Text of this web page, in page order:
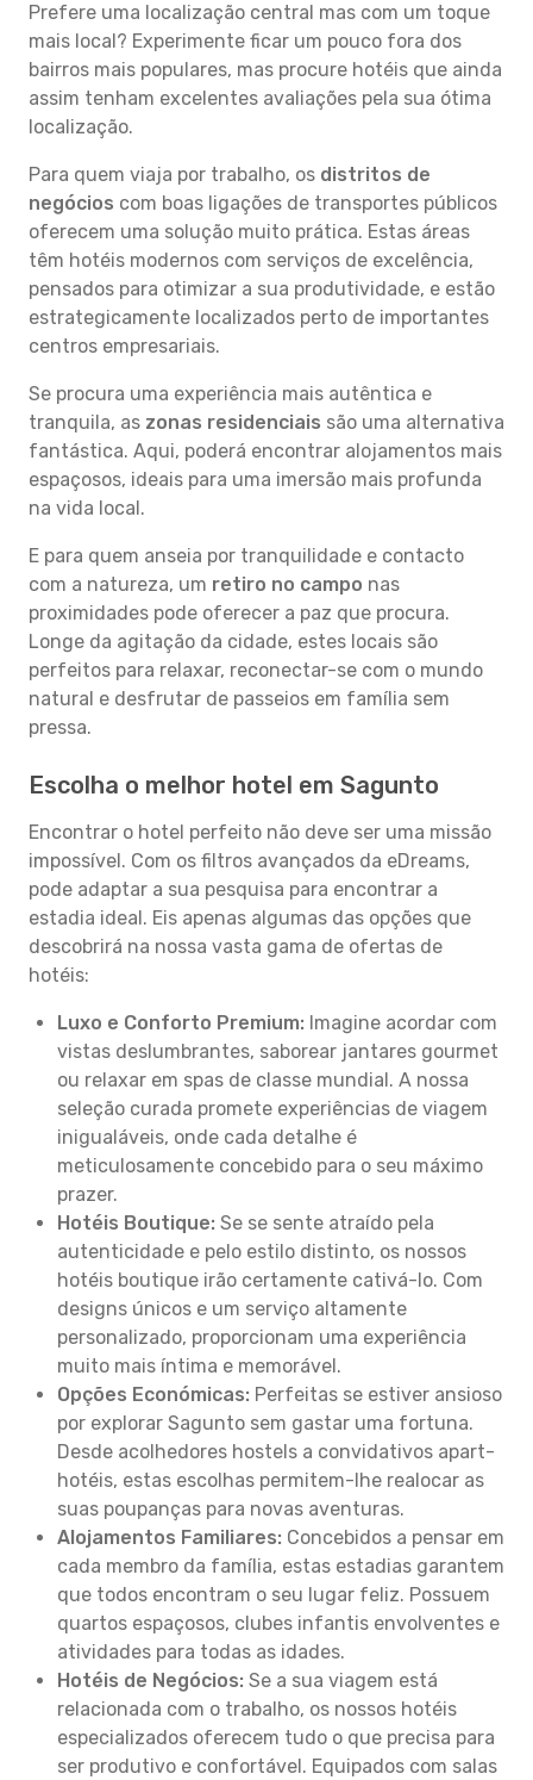
Prefere uma localização central mas com um toque
mais local? Experimente ficar um pouco fora dos
bairros mais populares, mas procure hotéis que ainda
assim tenham excelentes avaliações pela sua ótima
localização.
Para quem viaja por trabalho, os distritos de
negócios com boas ligações de transportes públicos
oferecem uma solução muito prática. Estas áreas
têm hotéis modernos com serviços de excelência,
pensados para otimizar a sua produtividade, e estão
estrategicamente localizados perto de importantes
centros empresariais.
Se procura uma experiência mais autêntica e
tranquila, as zonas residenciais são uma alternativa
fantástica. Aqui, poderá encontrar alojamentos mais
espaçosos, ideais para uma imersão mais profunda
na vida local.
E para quem anseia por tranquilidade e contacto
com a natureza, um retiro no campo nas
proximidades pode oferecer a paz que procura.
Longe da agitação da cidade, estes locais são
perfeitos para relaxar, reconectar-se com o mundo
natural e desfrutar de passeios em família sem
pressa.
Escolha o melhor hotel em Sagunto
Encontrar o hotel perfeito não deve ser uma missão
impossível. Com os filtros avançados da eDreams,
pode adaptar a sua pesquisa para encontrar a
estadia ideal. Eis apenas algumas das opções que
descobrirá na nossa vasta gama de ofertas de
hotéis:
Luxo e Conforto Premium: Imagine acordar com
vistas deslumbrantes, saborear jantares gourmet
ou relaxar em spas de classe mundial. A nossa
seleção curada promete experiências de viagem
inigualáveis, onde cada detalhe é
meticulosamente concebido para o seu máximo
prazer.
Hotéis Boutique: Se se sente atraído pela
autenticidade e pelo estilo distinto, os nossos
hotéis boutique irão certamente cativá-lo. Com
designs únicos e um serviço altamente
personalizado, proporcionam uma experiência
muito mais íntima e memorável.
Opções Económicas: Perfeitas se estiver ansioso
por explorar Sagunto sem gastar uma fortuna.
Desde acolhedores hostels a convidativos apart-
hotéis, estas escolhas permitem-lhe realocar as
suas poupanças para novas aventuras.
Alojamentos Familiares: Concebidos a pensar em
cada membro da família, estas estadias garantem
que todos encontram o seu lugar feliz. Possuem
quartos espaçosos, clubes infantis envolventes e
atividades para todas as idades.
Hotéis de Negócios: Se a sua viagem está
relacionada com o trabalho, os nossos hotéis
especializados oferecem tudo o que precisa para
ser produtivo e confortável. Equipados com salas